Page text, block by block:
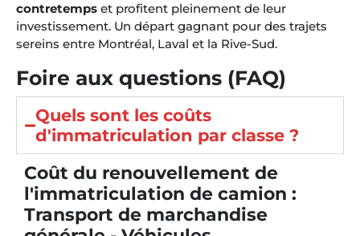
contretempset profitent pleinement de leur
investissement. Un départ gagnant pour des trajets
sereins entre Montréal, Laval et la Rive-Sud.
Foire aux questions (FAQ)
Quels sont les coûts
d'immatriculation par classe ?
Coût du renouvellement de
l'immatriculation de camion :
Transport de marchandise